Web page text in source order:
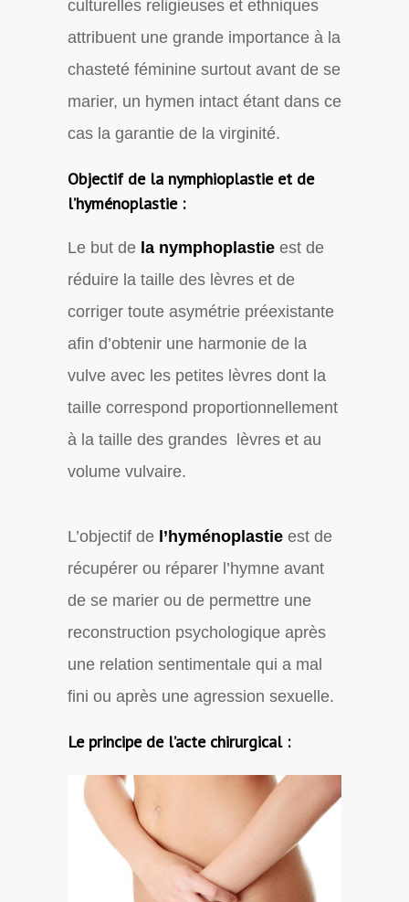
culturelles religieuses et ethniques
attribuent une grande importance à la
chasteté féminine surtout avant de se
marier, un hymen intact étant dans ce
cas la garantie de la virginité.
Objectif de la nymphioplastie et de
l’hyménoplastie :
Le but de la nymphoplastie est de
réduire la taille des lèvres et de
corriger toute asymétrie préexistante
afin d’obtenir une harmonie de la
vulve avec les petites lèvres dont la
taille correspond proportionnellement
à la taille des grandes lèvres et au
volume vulvaire.
L’objectif de l’hyménoplastie est de
récupérer ou réparer l’hymne avant
de se marier ou de permettre une
reconstruction psychologique après
une relation sentimentale qui a mal
fini ou après une agression sexuelle.
Le principe de l’acte chirurgical :